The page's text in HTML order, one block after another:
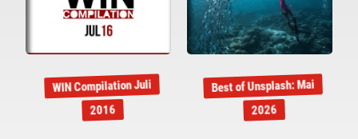
WIN Compilation Juli
2016
Best of Unsplash: Mai
2026